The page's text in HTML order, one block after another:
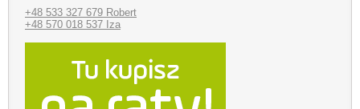
+48 533 327 679 Robert
+48 570 018 537 Iza